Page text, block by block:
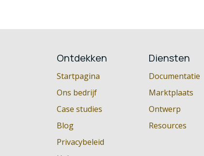
Ontdekken
Startpagina
Ons bedrijf
Case studies
Blog
Privacybeleid
Diensten
Documentatie
Marktplaats
Ontwerp
Resources